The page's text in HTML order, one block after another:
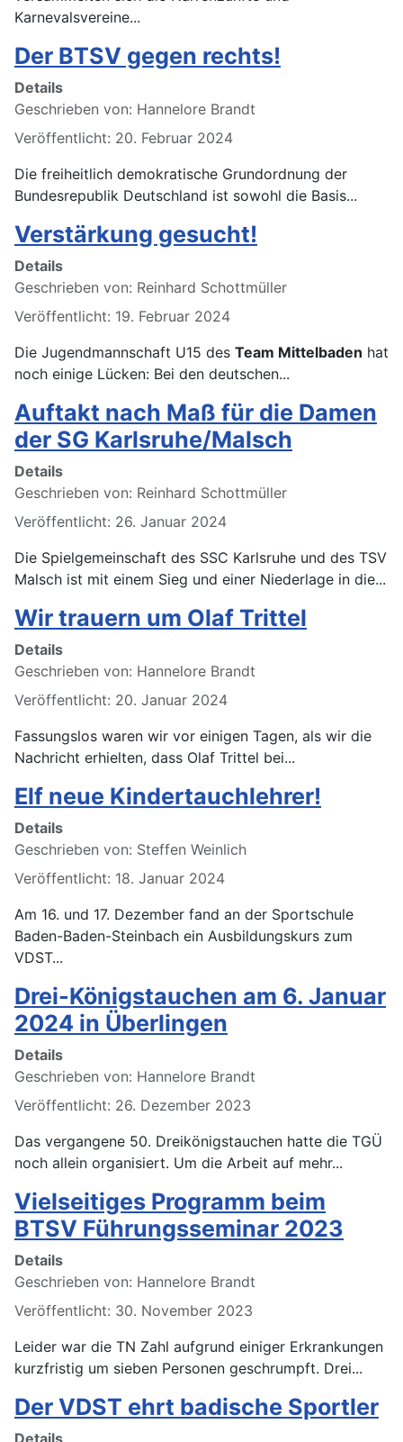
Karnevalsvereine...
Der BTSV gegen rechts!
Details
Geschrieben von: Hannelore Brandt
Veröffentlicht: 20. Februar 2024
Die freiheitlich demokratische Grundordnung der
Bundesrepublik Deutschland ist sowohl die Basis...
Verstärkung gesucht!
Details
Geschrieben von: Reinhard Schottmüller
Veröffentlicht: 19. Februar 2024
Die Jugendmannschaft U15 des Team Mittelbaden hat
noch einige Lücken: Bei den deutschen...
Auftakt nach Maß für die Damen
der SG Karlsruhe/Malsch
Details
Geschrieben von: Reinhard Schottmüller
Veröffentlicht: 26. Januar 2024
Die Spielgemeinschaft des SSC Karlsruhe und des TSV
Malsch ist mit einem Sieg und einer Niederlage in die...
Wir trauern um Olaf Trittel
Details
Geschrieben von: Hannelore Brandt
Veröffentlicht: 20. Januar 2024
Fassungslos waren wir vor einigen Tagen, als wir die
Nachricht erhielten, dass Olaf Trittel bei...
Elf neue Kindertauchlehrer!
Details
Geschrieben von: Steffen Weinlich
Veröffentlicht: 18. Januar 2024
Am 16. und 17. Dezember fand an der Sportschule
Baden-Baden-Steinbach ein Ausbildungskurs zum
VDST...
Drei-Königstauchen am 6. Januar
2024 in Überlingen
Details
Geschrieben von: Hannelore Brandt
Veröffentlicht: 26. Dezember 2023
Das vergangene 50. Dreikönigstauchen hatte die TGÜ
noch allein organisiert. Um die Arbeit auf mehr...
Vielseitiges Programm beim
BTSV Führungsseminar 2023
Details
Geschrieben von: Hannelore Brandt
Veröffentlicht: 30. November 2023
Leider war die TN Zahl aufgrund einiger Erkrankungen
kurzfristig um sieben Personen geschrumpft. Drei...
Der VDST ehrt badische Sportler